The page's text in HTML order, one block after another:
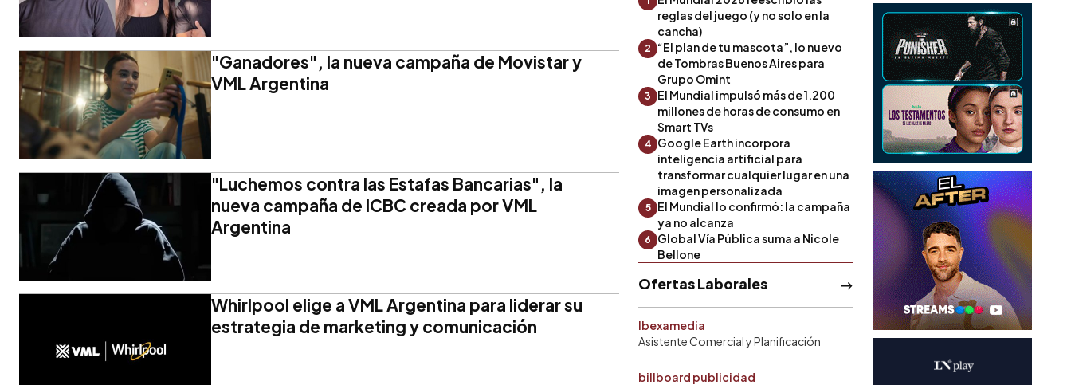
"Ganadores", la nueva campaña de Movistar y
VML Argentina
"Luchemos contra las Estafas Bancarias", la
nueva campaña de ICBC creada por VML
Argentina
Whirlpool elige a VML Argentina para liderar su
estrategia de marketing y comunicación
reglas del juego (y no solo en la
cancha)
2
“El plan de tu mascota”, lo nuevo
de Tombras Buenos Aires para
Grupo Omint
3
El Mundial impulsó más de 1.200
millones de horas de consumo en
Smart TVs
4 Google Earth incorpora
inteligencia artificial para
transformar cualquier lugar en una
imagen personalizada
5
El Mundial lo confirmó: la campaña
ya no alcanza
6
Global Vía Pública suma a Nicole
Bellone
Ofertas Laborales
Ibexamedia
Asistente Comercial y Planificación
billboard publicidad